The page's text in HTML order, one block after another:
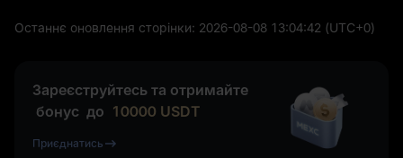
Останнє оновлення сторінки: 2026-08-08 13:04:42 (UTC+0)
Зареєструйтесь та отримайте
бонус до 10000 USDT
Приєднатись